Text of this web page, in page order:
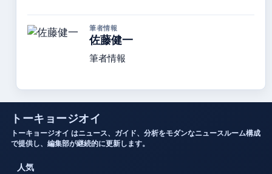
筆者情報
佐藤健一
筆者情報
トーキョージオイ
トーキョージオイ はニュース、ガイド、分析をモダンなニュースルーム構成
で提供し、編集部が継続的に更新します。
人気